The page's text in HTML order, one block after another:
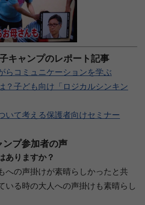
キャンプのレポート記事
らコミュニケーションを学ぶ
？子ども向け「ロジカルシンキン
いて考える保護者向けセミナー
プ参加者の声
ありますか？
への声掛けが素晴らしかったと共
いる時の大人への声掛けも素晴らし